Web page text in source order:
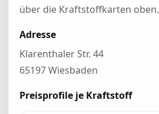
über die Kraftstoffkarten oben.
Adresse
Klarenthaler Str. 44
65197 Wiesbaden
Preisprofile je Kraftstoff